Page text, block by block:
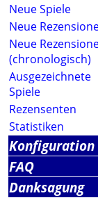
Neue Spiele
Neue
Neue
(chronologisch)
Ausgezeichnete
Spiele
Rezensenten
Statistiken
Konfiguration
FAQ
Danksagung